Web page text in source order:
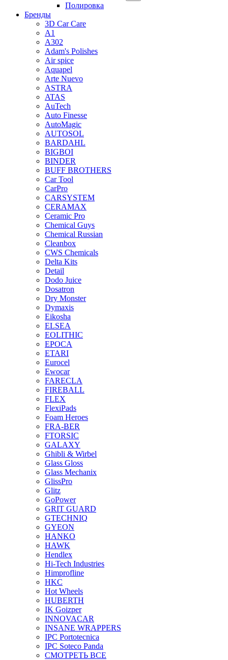
Полировка
Бренды
3D Car Care
A1
A302
Adam's Polishes
Air spice
Aquapel
Arte Nuevo
ASTRA
ATAS
AuTech
Auto Finesse
AutoMagic
AUTOSOL
BARDAHL
BIGBOI
BINDER
BUFF BROTHERS
Car Tool
CarPro
CARSYSTEM
CERAMAX
Ceramic Pro
Chemical Guys
Chemical Russian
Cleanbox
CWS Chemicals
Delta Kits
Detail
Dodo Juice
Dosatron
Dry Monster
Dymaxis
Eikosha
ELSEA
EOLITHIC
EPOCA
ETARI
Eurocel
Ewocar
FARECLA
FIREBALL
FLEX
FlexiPads
Foam Heroes
FRA-BER
FTORSIC
GALAXY
Ghibli & Wirbel
Glass Gloss
Glass Mechanix
GlissPro
Glitz
GoPower
GRIT GUARD
GTECHNIQ
GYEON
HANKO
HAWK
Hendlex
Hi-Tech Industries
Himprofline
HKC
Hot Wheels
HUBERTH
IK Goizper
INNOVACAR
INSANE WRAPPERS
IPC Portotecnica
IPC Soteco Panda
СМОТРЕТЬ ВСЕ